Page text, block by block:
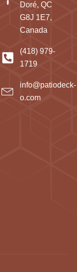
Doré, QC
G8J 1E7,
Canada
(418) 979-
1719
info@patiodeck-
o.com